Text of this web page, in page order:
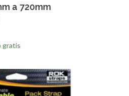
a 720mm
gratis